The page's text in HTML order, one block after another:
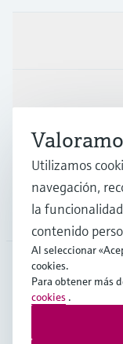
Compañía
LAS•
Utilizamos
navegación,
la
contenido
Al seleccionar
cookies.
Para obtener más
cookies .